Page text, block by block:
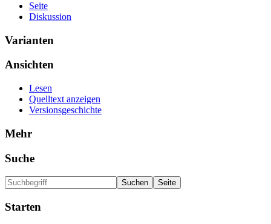
Seite
Diskussion
Varianten
Ansichten
Lesen
Quelltext anzeigen
Versionsgeschichte
Mehr
Suche
Starten